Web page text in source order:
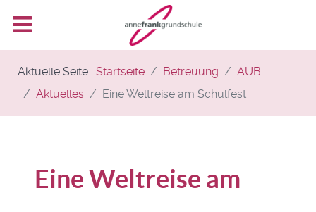
Aktuelle Seite: Startseite Betreuung
AUB
Aktuelles
Eine Weltreise am Schulfest
Eine Weltreise am